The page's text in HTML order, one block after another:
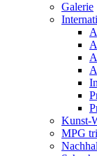
Galerie
Kunst-
MPG